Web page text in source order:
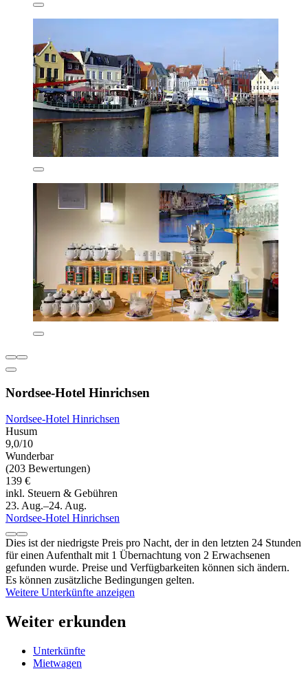
Nordsee-Hotel Hinrichsen
Nordsee-Hotel Hinrichsen
Husum
9,0/10
Wunderbar
(203 Bewertungen)
139 €
inkl. Steuern & Gebühren
23. Aug.–24. Aug.
Nordsee-Hotel Hinrichsen
Dies ist der niedrigste Preis pro Nacht, der in den letzten 24 Stunden
für einen Aufenthalt mit 1 Übernachtung von 2 Erwachsenen
gefunden wurde. Preise und Verfügbarkeiten können sich ändern.
Es können zusätzliche Bedingungen gelten.
Weitere Unterkünfte anzeigen
Weiter erkunden
Unterkünfte
Mietwagen